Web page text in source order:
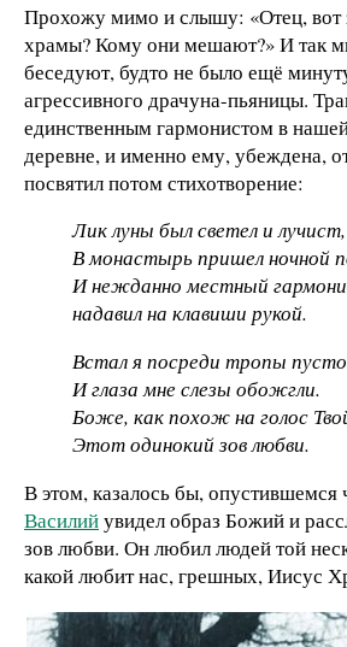
Прохожу мимо и слышу: «Отец, вот
храмы? Кому они мешают?» И так
беседуют, будто не было ещё
агрессивного драчуна-пьяницы.
единственным гармонистом в
деревне, и именно ему, убеждена,
посвятил потом стихотворение:
Лик луны был светел и лучист,
В монастырь пришел ночной
И нежданно местный
надавил на клавиши рукой.
Встал я посреди тропы
И глаза мне слезы обожгли.
Боже, как похож на голос
Этот одинокий зов любви.
В этом, казалось бы, опустившемся
Василийувидел образ Божий и
зов любви. Он любил людей той
какой любит нас, грешных, Иисус